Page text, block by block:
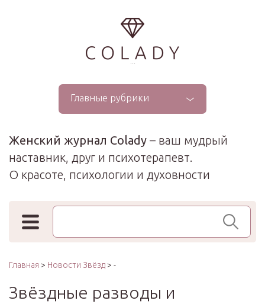
...
Главные рубрики
Женский журнал Colady – ваш мудрый
наставник, друг и психотерапевт.
О красоте, психологии и духовности
Поиск по сайту
Главная > Новости Звёзд> -
Звёздные разводы и